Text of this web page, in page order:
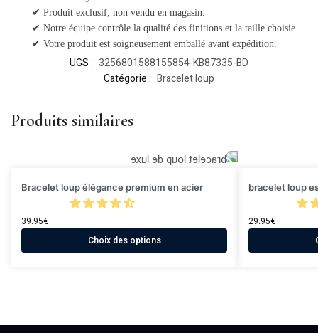
✔ Produit exclusif, non vendu en magasin.
✔ Notre équipe contrôle la qualité des finitions et la taille choisie.
✔ Votre produit est soigneusement emballé avant expédition.
UGS : 3256801588155854-KB87335-BD
Catégorie : Bracelet loup
Produits similaires
Bracelet loup élégance premium en acier
39.95€
Choix des options
bracelet loup
29.95€